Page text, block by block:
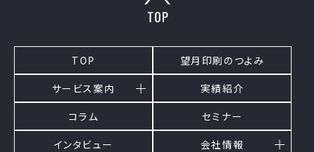
TOP
望月印刷のつよみ
サービス案内
実績紹介
コラム
セミナー
インタビュー
会社情報